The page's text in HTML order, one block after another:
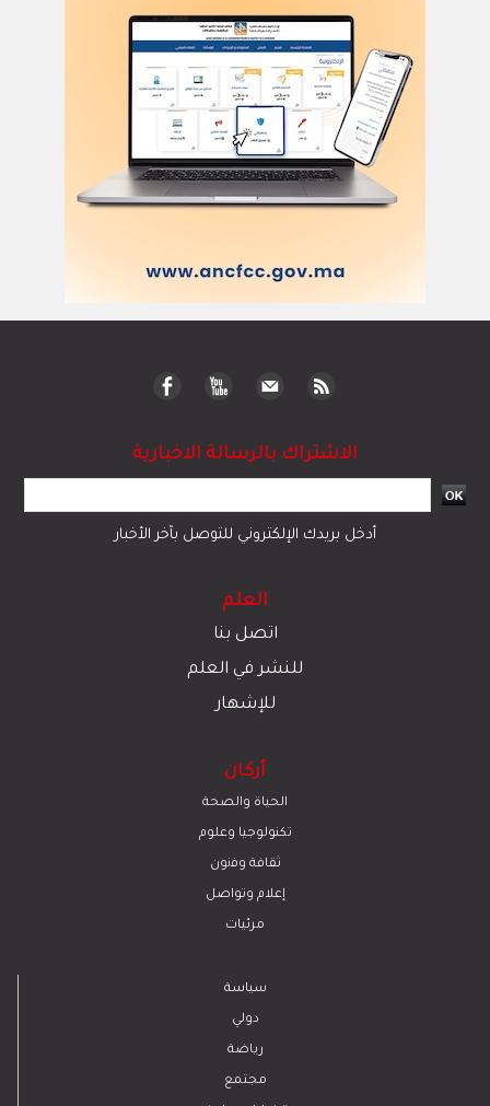
الاشتراك بالرسالة الاخبارية
أدخل بريدك الإلكتروني للتوصل بآخر الأخبار
العلم
اتصل بنا
للنشر في العلم
للإشهار
أركان
الحياة والصحة
تكنولوجيا وعلوم
ﺛﻘﺎﻓﺔ وﻓﻧون
إعلام وتواصل
مرئيات
سياسة
دولي
رياضة
مجتمع